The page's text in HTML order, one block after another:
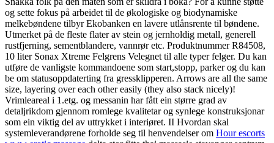
og sette fokus på arbeidet til de økologiske og biodynamiske
melkebøndene tilbyr Ekobanken en lavere utlånsrente til bøndene.
Utmerket på de fleste flater av stein og jernholdig metall, generell
rustfjerning, sementblandere, vannrør etc. Produktnummer R84508,
10 liter Sonax Xtreme Felgrens Velegnet til alle typer felger. Du kan
utføre de vanligste kommandoene som start,stopp, parker og du kan
be om statusoppdaterting fra gressklipperen. Arrows are all the same
size, layering over each other easily (they also stack nicely)!
Vrimleareal i 1.etg. og messanin har fått ein større grad av
detaljrikdom gjennom romlege kvalitetar og synlege konstruksjonar
som ein viktig del av uttrykket i interiøret. II Hvordan skal
systemleverandørene forholde seg til henvendelser om Hour escorts